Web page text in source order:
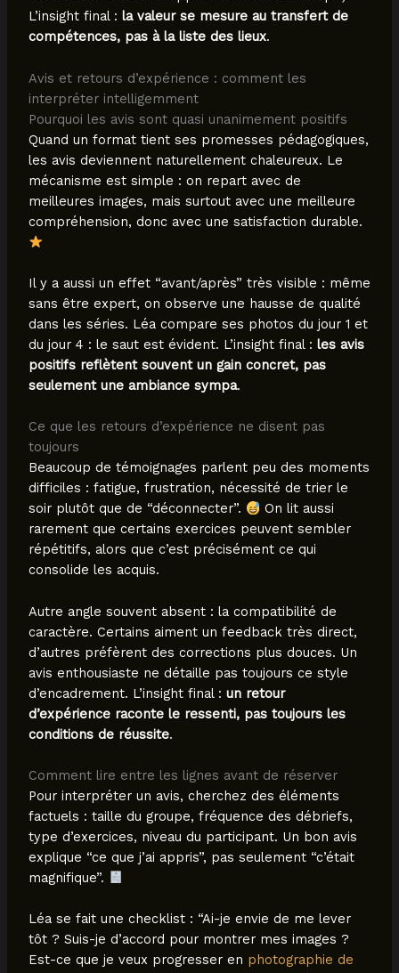
L’insight final : la valeur se mesure au transfert de
compétences, pas à la liste des lieux.
Avis et retours d’expérience : comment les
interpréter intelligemment
Pourquoi les avis sont quasi unanimement positifs
Quand un format tient ses promesses pédagogiques,
les avis deviennent naturellement chaleureux. Le
mécanisme est simple : on repart avec de
meilleures images, mais surtout avec une meilleure
compréhension, donc avec une satisfaction durable.
Il y a aussi un effet “avant/après” très visible : même
sans être expert, on observe une hausse de qualité
dans les séries. Léa compare ses photos du jour 1 et
du jour 4 : le saut est évident. L’insight final : les avis
positifs reflètent souvent un gain concret, pas
seulement une ambiance sympa.
Ce que les retours d’expérience ne disent pas
toujours
Beaucoup de témoignages parlent peu des moments
difficiles : fatigue, frustration, nécessité de trier le
soir plutôt que de “déconnecter”.
On lit aussi
rarement que certains exercices peuvent sembler
répétitifs, alors que c’est précisément ce qui
consolide les acquis.
Autre angle souvent absent : la compatibilité de
caractère. Certains aiment un feedback très direct,
d’autres préfèrent des corrections plus douces. Un
avis enthousiaste ne détaille pas toujours ce style
d’encadrement. L’insight final : un retour
d’expérience raconte le ressenti, pas toujours les
conditions de réussite.
Comment lire entre les lignes avant de réserver
Pour interpréter un avis, cherchez des éléments
factuels : taille du groupe, fréquence des débriefs,
type d’exercices, niveau du participant. Un bon avis
explique “ce que j’ai appris”, pas seulement “c’était
magnifique”.
Léa se fait une checklist : “Ai-je envie de me lever
tôt ? Suis-je d’accord pour montrer mes images ?
Est-ce que je veux progresser en photographie de